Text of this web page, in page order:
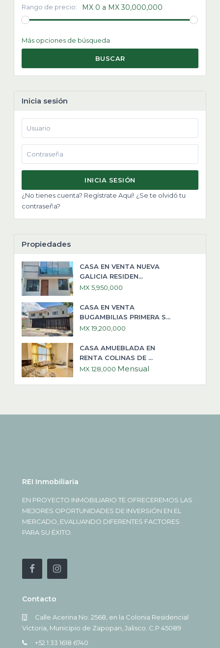
Rango de precio: MX 0 a MX 30,000,000
Más opciones de búsqueda
BUSCAR
Inicia sesión
INICIA SESIÓN
¿No tienes cuenta? Regístrate Aquí! ¿Se te olvidó tu
contraseña?
Propiedades
CASA EN VENTA NUEVA
GALICIA RESIDEN...
MX 5,950,000
CASA EN VENTA
BUGAMBILIAS PRIMERA S...
MX 19,200,000
CASA AMUEBLADA EN
RENTA COLINAS DE ...
MX 128,000 Mensual
REI Inmobiliaria
EN PROYECTO INMOBILIARIO TE OFRECEREMOS LAS
MEJORES OPORTUNIDADES DE INVERSIÓN EN EL
MERCADO, EVALUANDO DIFERENTES FACTORES
PARA SU ÉXITO.
Contacto
Calle Acerina No. 2568, en la Colonia Residencial
Victoria, Municipio de Zapopan, Jalisco. C.P 45089
+52 1 33 1618 6740